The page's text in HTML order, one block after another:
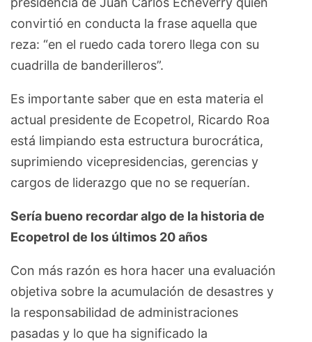
convirtió en conducta la frase aquella que
reza: “en el ruedo cada torero llega con su
cuadrilla de banderilleros”.
Es importante saber que en esta materia el
actual presidente de Ecopetrol, Ricardo Roa
está limpiando esta estructura burocrática,
suprimiendo vicepresidencias, gerencias y
cargos de liderazgo que no se requerían.
Sería bueno recordar algo de la historia de
Ecopetrol de los últimos 20 años
Con más razón es hora hacer una evaluación
objetiva sobre la acumulación de desastres y
la responsabilidad de administraciones
pasadas y lo que ha significado la